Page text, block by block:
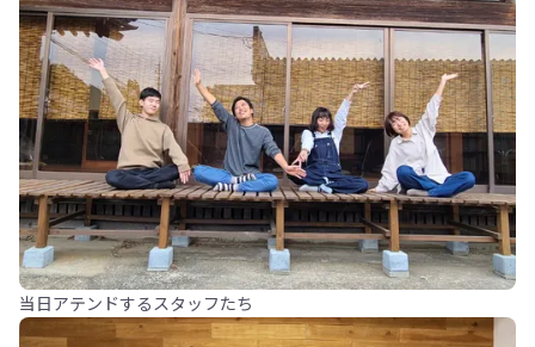
当日アテンドするスタッフたち